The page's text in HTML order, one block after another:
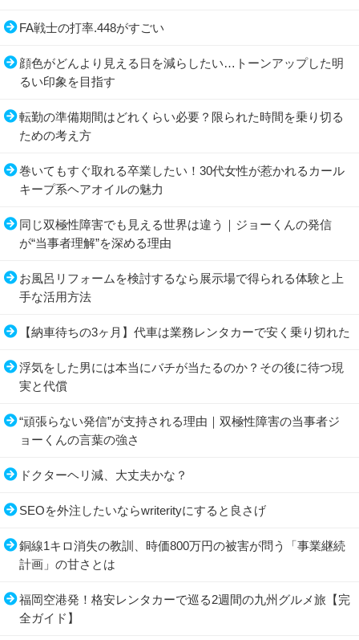
FA戦士の打率.448がすごい
顔色がどんより見える日を減らしたい…トーンアップした明
るい印象を目指す
転勤の準備期間はどれくらい必要？限られた時間を乗り切る
ための考え方
巻いてもすぐ取れる卒業したい！30代女性が惹かれるカール
キープ系ヘアオイルの魅力
同じ双極性障害でも見える世界は違う｜ジョーくんの発信
が“当事者理解”を深める理由
お風呂リフォームを検討するなら展示場で得られる体験と上
手な活用方法
【納車待ちの3ヶ月】代車は業務レンタカーで安く乗り切れた
浮気をした男には本当にバチが当たるのか？その後に待つ現
実と代償
“頑張らない発信”が支持される理由｜双極性障害の当事者ジ
ョーくんの言葉の強さ
ドクターヘリ減、大丈夫かな？
SEOを外注したいならwriterityにすると良さげ
銅線1キロ消失の教訓、時価800万円の被害が問う「事業継続
計画」の甘さとは
福岡空港発！格安レンタカーで巡る2週間の九州グルメ旅【完
全ガイド】